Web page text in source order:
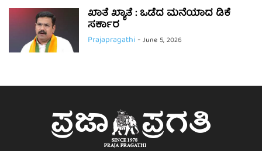
ಖಾತೆ ಖ್ಯಾತೆ : ಒಡೆದ ಮನೆಯಾದ ಡಿಕೆ
ಸರ್ಕಾರ
Prajapragathi-June 5, 2026